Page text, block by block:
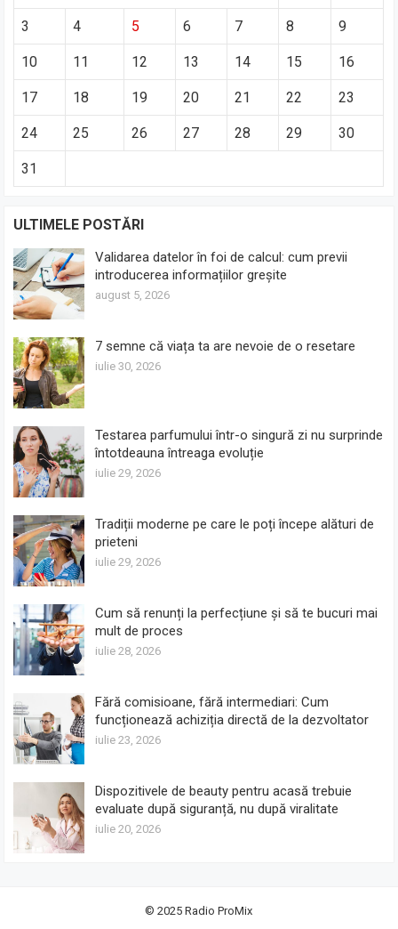
3 4 5 6 7 8 9
10 11 12 13 14 15 16
17 18 19 20 21 22 23
24 25 26 27 28 29 30
31
ULTIMELE POSTĂRI
Validarea datelor în foi de calcul: cum previi
introducerea informațiilor greșite
august 5, 2026
7 semne că viața ta are nevoie de o resetare
iulie 30, 2026
Testarea parfumului într-o singură zi nu surprinde
întotdeauna întreaga evoluție
iulie 29, 2026
Tradiții moderne pe care le poți începe alături de
prieteni
iulie 29, 2026
Cum să renunți la perfecțiune și să te bucuri mai
mult de proces
iulie 28, 2026
Fără comisioane, fără intermediari: Cum
funcționează achiziția directă de la dezvoltator
iulie 23, 2026
Dispozitivele de beauty pentru acasă trebuie
evaluate după siguranță, nu după viralitate
iulie 20, 2026
© 2025Radio ProMix